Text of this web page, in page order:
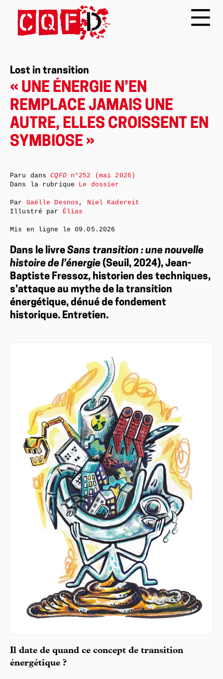
Lost in transition
« UNE ÉNERGIE N’EN
REMPLACE JAMAIS UNE
AUTRE, ELLES CROISSENT EN
SYMBIOSE »
Dans le livre Sans transition : une nouvelle
histoire de l’énergie (Seuil, 2024), Jean-
Baptiste Fressoz, historien des techniques,
s’attaque au mythe de la transition
énergétique, dénué de fondement
historique. Entretien.
Il date de quand ce concept de transition
énergétique ?
Paru dansCQFDn°252 (mai 2026)
Dans la rubrique Le dossier
Par Gaëlle Desnos , Niel Kadereit
Illustré par Élias
Mis en ligne le09.05.2026